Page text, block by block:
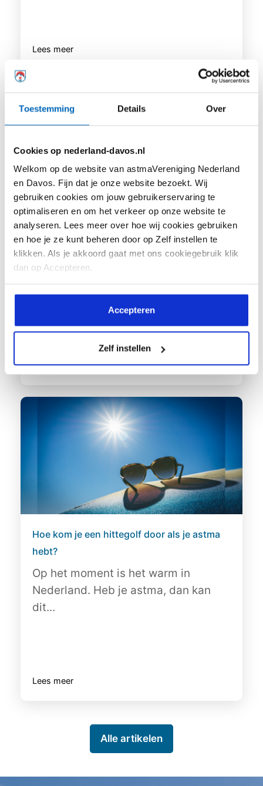
Toestemming Details Over
Cookies op nederland-davos.nl
Welkom op de website van astmaVereniging Nederland
en Davos. Fijn dat je onze website bezoekt. Wij
gebruiken cookies om jouw gebruikerservaring te
optimaliseren en om het verkeer op onze website te
analyseren. Lees meer over hoe wij cookies gebruiken
en hoe je ze kunt beheren door op Zelf instellen te
klikken. Als je akkoord gaat met ons cookiegebruik klik
dan op Accepteren.
Accepteren
Zelf instellen
Lees meer
Astma en allergie zijn hetzelfde. Feit of
fabel?
Veel mensen met astma hebben te
maken met een of meerdere
allergieën. Een allergie...
Lees meer
Hoe kom je een hittegolf door als je astma
hebt?
Op het moment is het warm in
Nederland. Heb je astma, dan kan
dit...
Lees meer
Alle artikelen